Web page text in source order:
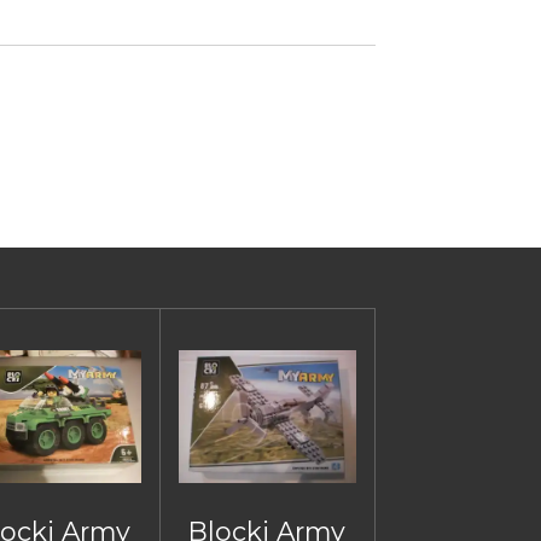
Army
Blocki Army